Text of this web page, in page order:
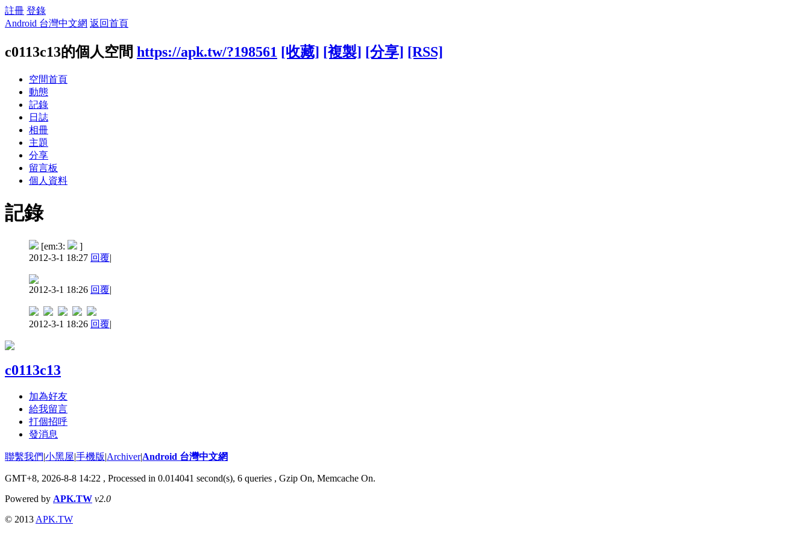
註冊 登錄
Android 台灣中文網 返回首頁
c0113c13的個人空間 https://apk.tw/?198561 [收藏] [複製] [分享] [RSS]
空間首頁
動態
記錄
日誌
相冊
主題
分享
留言板
個人資料
記錄
[em:3:
]
2012-3-1 18:27 回覆|
2012-3-1 18:26 回覆|
2012-3-1 18:26 回覆|
c0113c13
加為好友
給我留言
打個招呼
發消息
聯繫我們|小黑屋|手機版|Archiver|Android 台灣中文網
GMT+8, 2026-8-8 14:22 , Processed in 0.014041 second(s), 6 queries , Gzip On, Memcache On.
Powered by APK.TW v2.0
© 2013 APK.TW